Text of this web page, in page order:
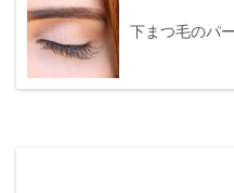
下まつ毛のパ